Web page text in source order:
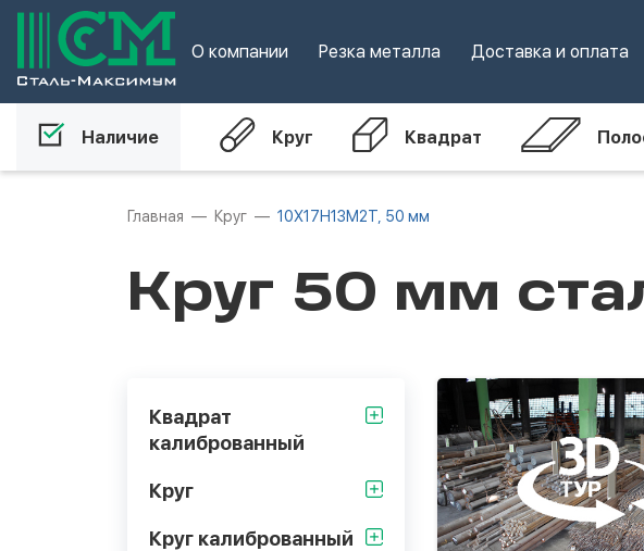
О компании Резка металла Доставка и оплата
Наличие Круг Квадрат
Главная Круг 10Х17Н13М2Т, 50 мм
Круг 50 мм
Квадрат
калиброванный
Круг
Круг калиброванный